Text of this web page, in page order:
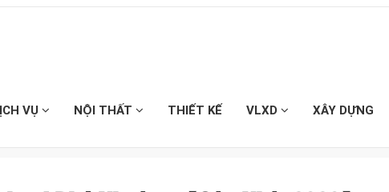
VỤ NỘI THẤT THIẾT KẾ VLXD XÂY DỰNG